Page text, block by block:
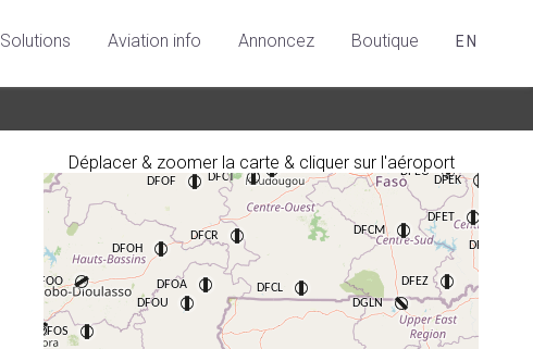
Solutions Aviation info Annoncez Boutique EN
Déplacer & zoomer la carte & cliquer sur l'aéroport